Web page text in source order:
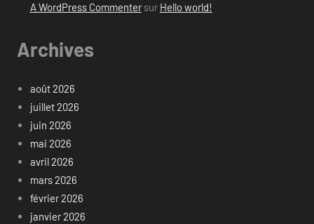
A WordPress Commentersur Hello world!
Archives
août 2026
juillet 2026
juin 2026
mai 2026
avril 2026
mars 2026
février 2026
janvier 2026